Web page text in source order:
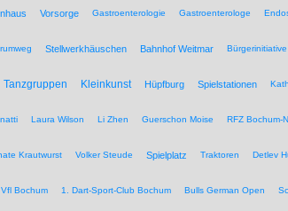
Vorsorge Gastroenterologie Gastroenterologe
Stellwerkhäuschen Bahnhof Weitmar Bürgerinitiative
Tanzgruppen Kleinkunst Hüpfburg Spielstationen
Laura Wilson Li Zhen Guerschon Moise RFZ Bochum-
Krautwurst Volker Steude Spielplatz Traktoren Detlev
Vfl Bochum 1. Dart-Sport-Club Bochum Bulls German Open